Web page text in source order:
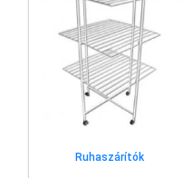
Ruhaszárítók